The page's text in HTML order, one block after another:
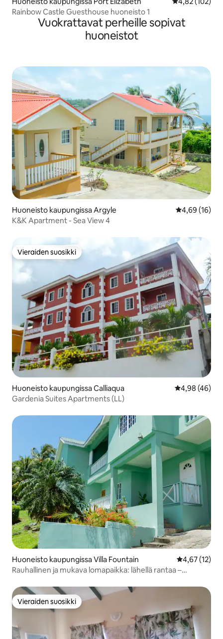
Rainbow Castle Guesthouse huoneisto 1
Vuokrattavat perheille sopivat
huoneistot
Huoneisto kaupungissa Argyle
4,69 (16)
K&K Apartment - Sea View 4
Vieraiden suosikki
Vieraiden suosikki
Huoneisto kaupungissa Calliaqua
4,98 (46)
Gardenia Suites Apartments (LL)
Huoneisto kaupungissa Villa Fountain
4,67 (12)
Rauhallinen ja mukava lomapaikka: lähellä rantaa –
Vieraiden suosikki
Vieraiden suosikki